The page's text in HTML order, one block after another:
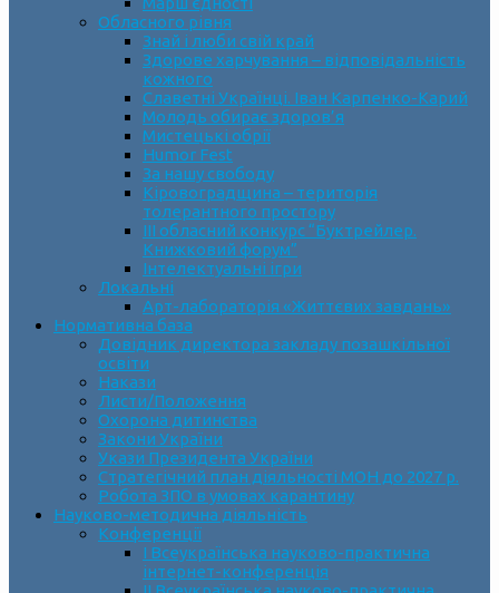
Обласного рівня
Знай і люби свій край
Здорове харчування – відповідальність
кожного
Славетні Українці. Іван Карпенко-Карий
Молодь обирає здоров’я
Мистецькі обрії
Humor Fest
За нашу свободу
Кіровоградщина – територія
толерантного простору
ІII обласний конкурс “Буктрейлер.
Книжковий форум”
Інтелектуальні ігри
Локальні
Арт-лабораторія «Життєвих завдань»
Нормативна база
Довідник директора закладу позашкільної
освіти
Накази
Листи/Положення
Охорона дитинства
Закони України
Укази Президента України
Стратегічний план діяльності МОН до 2027 р.
Робота ЗПО в умовах карантину
Науково-методична діяльність
Конференції
І Всеукраїнська науково-практична
інтернет-конференція